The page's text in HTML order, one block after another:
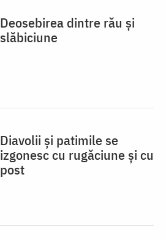
Deosebirea dintre rău și
slăbiciune
Diavolii și patimile se
izgonesc cu rugăciune și cu
post